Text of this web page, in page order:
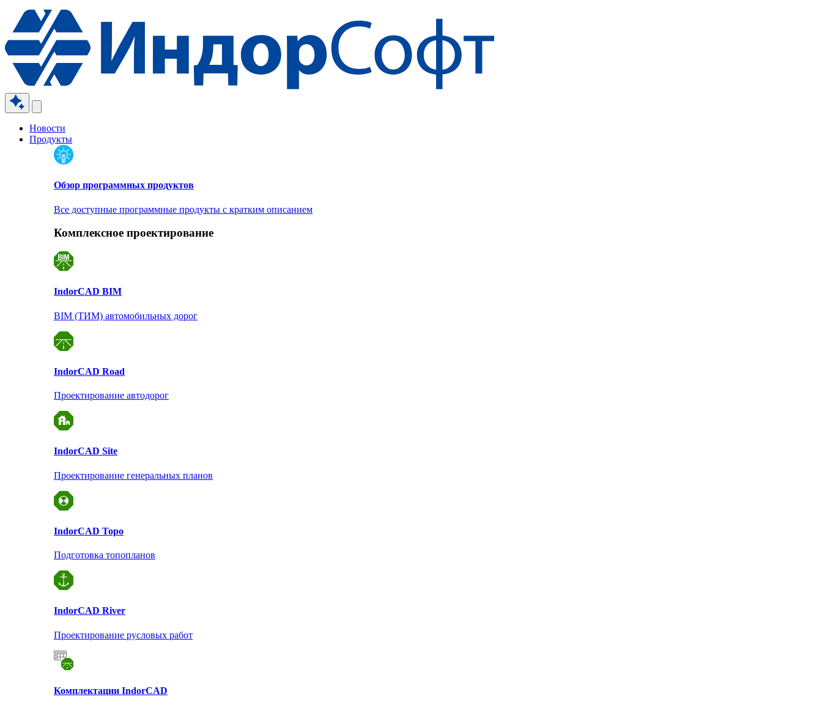
Новости
Продукты
Обзор программных продуктов
Все доступные программные продукты с кратким описанием
Комплексное проектирование
IndorCAD BIM
BIM (ТИМ) автомобильных дорог
IndorCAD Road
Проектирование автодорог
IndorCAD Site
Проектирование генеральных планов
IndorCAD Topo
Подготовка топопланов
IndorCAD River
Проектирование русловых работ
Комплектации IndorCAD